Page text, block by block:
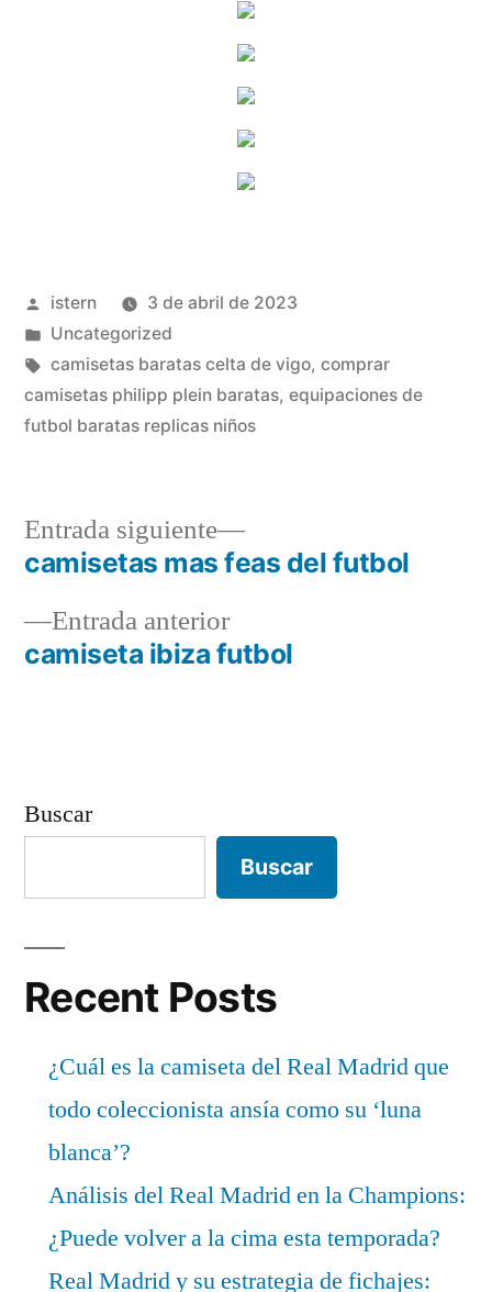
Publicado
por
istern
3 de abril de 2023
Publicado
en
Uncategorized
Etiquetas:
camisetas baratas celta de vigo, comprar
camisetas philipp plein baratas, equipaciones de
futbol baratas replicas niños
Navegación
deEntrada anteriorEntrada
anterior:
camiseta ibiza futbol
Entrada siguiente
Entrada
siguiente:
camisetas mas feas del futbol
Buscar
Buscar
Recent Posts
¿Cuál es la camiseta del Real Madrid que
todo coleccionista ansía como su ‘luna
blanca’?
Análisis del Real Madrid en la Champions:
¿Puede volver a la cima esta temporada?
Real Madrid y su estrategia de fichajes: